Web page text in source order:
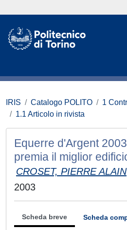
IRIS Catalogo POLITO
1
1.1 Articolo in rivista
Equerre d'Argent
premia il miglior
CROSET, PIERRE ALAIN
2003
Scheda breve Scheda